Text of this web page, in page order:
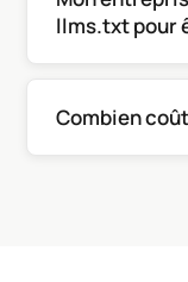
llms.txt pour
Combien